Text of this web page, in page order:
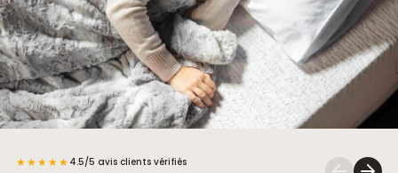
★★★★★ 4.5/5 avis clients vérifiés